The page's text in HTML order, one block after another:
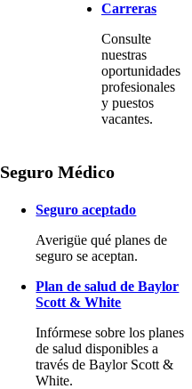
Carreras
Consulte
nuestras
oportunidades
profesionales
y puestos
vacantes.
Seguro Médico
Seguro aceptado
Averigüe qué planes de
seguro se aceptan.
Plan de salud de Baylor
Scott & White
Infórmese sobre los planes
de salud disponibles a
través de Baylor Scott &
White.